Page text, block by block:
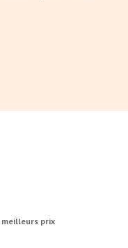
meilleurs prix